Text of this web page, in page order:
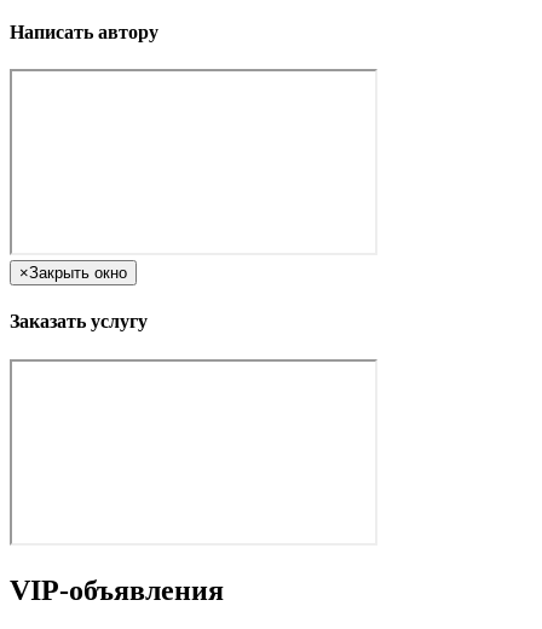
Написать автору
×Закрыть окно
Заказать услугу
VIP-объявления